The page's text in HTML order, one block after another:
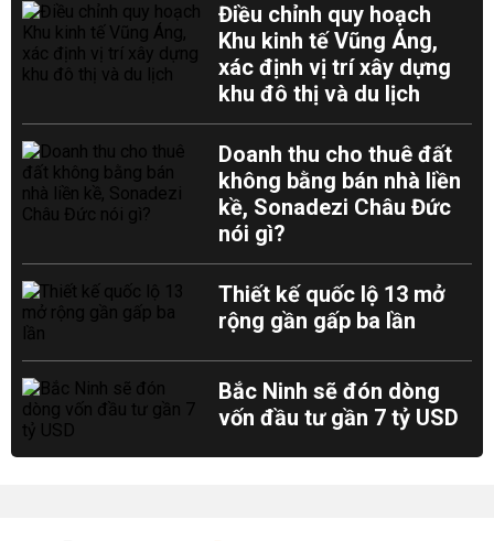
Điều chỉnh quy hoạch
Khu kinh tế Vũng Áng,
xác định vị trí xây dựng
khu đô thị và du lịch
Doanh thu cho thuê đất
không bằng bán nhà liền
kề, Sonadezi Châu Đức
nói gì?
Thiết kế quốc lộ 13 mở
rộng gần gấp ba lần
Bắc Ninh sẽ đón dòng
vốn đầu tư gần 7 tỷ USD